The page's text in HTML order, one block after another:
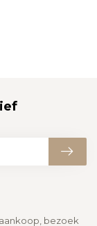
bezoek